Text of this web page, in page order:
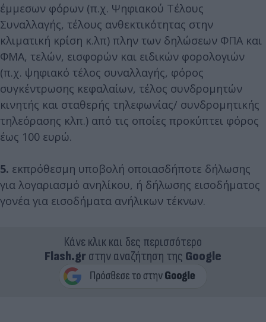
έμμεσων φόρων (π.χ. Ψηφιακού Τέλους
Συναλλαγής, τέλους ανθεκτικότητας στην
κλιματική κρίση κ.λπ) πλην των δηλώσεων ΦΠΑ και
ΦΜΑ, τελών, εισφορών και ειδικών φορολογιών
(π.χ. ψηφιακό τέλος συναλλαγής, φόρος
συγκέντρωσης κεφαλαίων, τέλος συνδρομητών
κινητής και σταθερής τηλεφωνίας/ συνδρομητικής
τηλεόρασης κλπ.) από τις οποίες προκύπτει φόρος
έως 100 ευρώ.
5. εκπρόθεσμη υποβολή οποιασδήποτε δήλωσης
για λογαριασμό ανηλίκου, ή δήλωσης εισοδήματος
γονέα για εισοδήματα ανήλικων τέκνων.
Κάνε κλικ και δες περισσότερο
Flash.grστην αναζήτηση της Google